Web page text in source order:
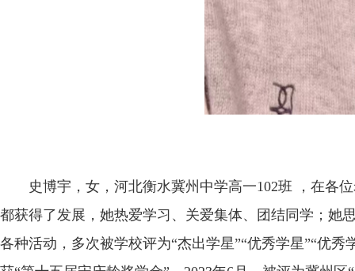
史博宇，女，河北衡水冀州中学高一102班 ，在各位
都获得了发展，她热爱学习、关爱集体、团结同学；她
各种活动，多次被学校评为“杰出学星”“优秀学星”“优秀